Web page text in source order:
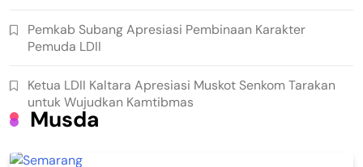
Musda
Pemkab Subang Apresiasi Pembinaan Karakter
Pemuda LDII
Ketua LDII Kaltara Apresiasi Muskot Senkom Tarakan
untuk Wujudkan Kamtibmas